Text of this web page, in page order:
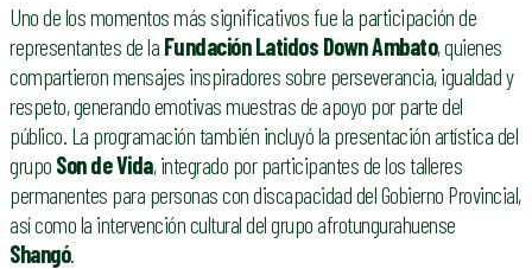
Uno de los momentos más significativos fue la participación de
representantes de la Fundación Latidos Down Ambato, quienes
compartieron mensajes inspiradores sobre perseverancia, igualdad y
respeto, generando emotivas muestras de apoyo por parte del
público. La programación también incluyó la presentación artística del
grupo Son de Vida, integrado por participantes de los talleres
permanentes para personas con discapacidad del Gobierno Provincial,
así como la intervención cultural del grupo afrotungurahuense
Shangó.